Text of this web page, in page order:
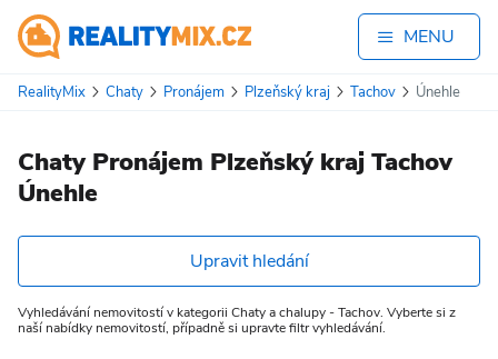
MENU
RealityMix Chaty Pronájem Plzeňský kraj Tachov Únehle
Chaty Pronájem Plzeňský kraj Tachov
Únehle
Upravit hledání
Vyhledávání nemovitostí v kategorii Chaty a chalupy - Tachov. Vyberte si z
naší nabídky nemovitostí, případně si upravte filtr vyhledávání.